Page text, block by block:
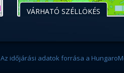
VÁRHATÓ SZÉLLÖKÉS
Az időjárási adatok forrása a